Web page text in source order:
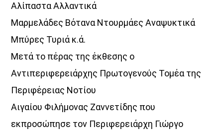
Αλίπαστα Αλλαντικά
Μαρμελάδες Βότανα Ντουρμάες Αναψυκτικά
Μπύρες Τυριά κ.ά.
Μετά το πέρας της έκθεσης ο
Αντιπεριφερειάρχης Πρωτογενούς Τομέα της
Περιφέρειας Νοτίου
Αιγαίου Φιλήμονας Ζαννετίδης που
εκπροσώπησε τον Περιφερειάρχη Γιώργο